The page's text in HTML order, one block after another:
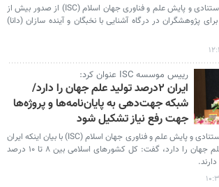
رییس مؤسسه استنادی و پایش علم و فناوری جهان اسلام (ISC) از صدور بیش از
برای پژوهشگران در درگاه آشنایی با نخبگان و آینده سازان (دانا)
رییس موسسه ISC عنوان کرد:
ایران ۲درصد تولید علم جهان را دارد/
شبکه‌ جهت‌دهی به پایان‌نامه‌ها و پروژه‌ها
جهت رفع نیاز تشکیل شود
رییس موسسه استنادی و پایش علم و فناوری جهان اسلام (ISC) با بیان اینکه ایران
۲ درصد تولید علم جهان را دارد، گفت: کل کشورهای اسلامی بین ۸ تا ۱۰ درصد